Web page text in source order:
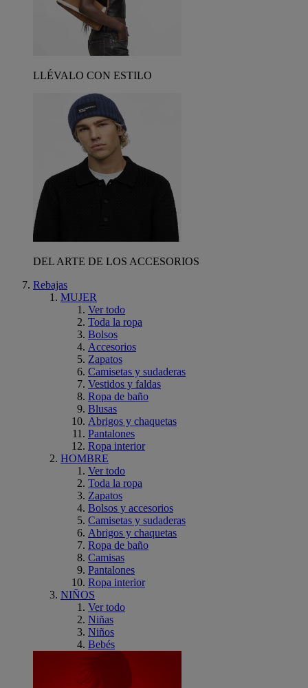
LLÉVALO CON ESTILO
DEL ARTE DE LOS ACCESORIOS
Rebajas
MUJER
Ver todo
Toda la ropa
Bolsos
Accesorios
Zapatos
Camisetas y sudaderas
Vestidos y faldas
Ropa de baño
Blusas
Abrigos y chaquetas
Pantalones
Ropa interior
HOMBRE
Ver todo
Toda la ropa
Zapatos
Bolsos y accesorios
Camisetas y sudaderas
Abrigos y chaquetas
Ropa de baño
Camisas
Pantalones
Ropa interior
NIÑOS
Ver todo
Niñas
Niños
Bebés